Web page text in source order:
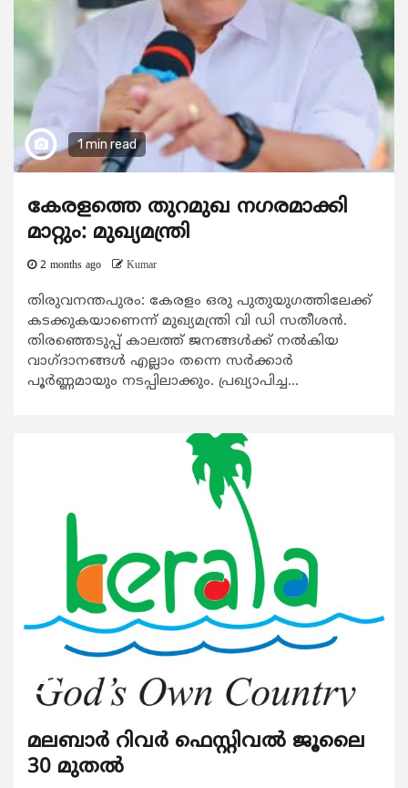
1 min read
കേരളത്തെ തുറമുഖ നഗരമാക്കി
മാറ്റും: മുഖ്യമന്ത്രി
2 months ago Kumar
തിരുവനന്തപുരം: കേരളം ഒരു പുതുയുഗത്തിലേക്ക്
കടക്കുകയാണെന്ന് മുഖ്യമന്ത്രി വി ഡി സതീശൻ.
തിരഞ്ഞെടുപ്പ് കാലത്ത് ജനങ്ങൾക്ക് നൽകിയ
വാഗ്ദാനങ്ങൾ എല്ലാം തന്നെ സർക്കാർ
പൂർണ്ണമായും നടപ്പിലാക്കും. പ്രഖ്യാപിച്ച...
മലബാർ റിവർ ഫെസ്റ്റിവൽ ജൂലൈ
30 മുതൽ